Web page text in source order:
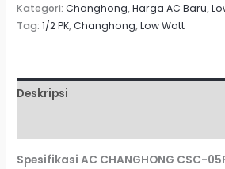
Kategori:Changhong,Harga AC Baru,
Tag:1/2 PK,Changhong,Low Watt
Deskripsi
Spesifikasi AC CHANGHONG CSC-